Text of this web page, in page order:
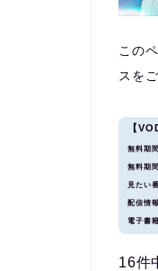
この
スを
【
無料期間
無料期
見たい
配信情報
電子書籍
16件